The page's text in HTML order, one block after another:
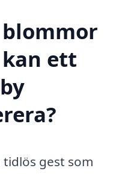
ett
gest som